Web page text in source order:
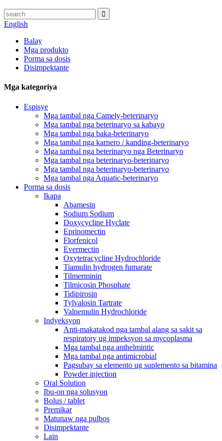
English
Balay
Mga produkto
Porma sa dosis
Disimpektante
Mga kategoriya
Espisye
Mga tambal nga Camely-beterinaryo
Mga tambal nga beterinaryo sa kabayo
Mga tambal nga baka-beterinaryo
Mga tambal nga karnero / kanding-beterinaryo
Mga tambal nga beterinaryo nga Beterinaryo
Mga tambal nga beterinaryo-beterinaryo
Mga tambal nga beterinaryo-beterinaryo
Mga tambal nga Aquatic-beterinaryo
Porma sa dosis
Ikapa
Abamesin
Sodium Sodium
Doxycycline Hyclate
Eprinomectin
Florfenicol
Evermectin
Oxytetracycline Hydrochloride
Tiamulin hydrogen fumarate
Tilmerminin
Tilmicosin Phosphate
Tidipirosin
Tylvalosin Tartrate
Valnemulin Hydrochloride
Indyeksyon
Anti-makatakod nga tambal alang sa sakit sa
respiratory ug impeksyon sa mycoplasma
Mga tambal nga anthelmintic
Mga tambal nga antimicrobial
Pagsubay sa elemento ug suplemento sa bitamina
Powder injection
Oral Solution
Ibu-on nga solusyon
Bolus / tablet
Premikar
Matunaw nga pulbos
Disimpektante
Lain